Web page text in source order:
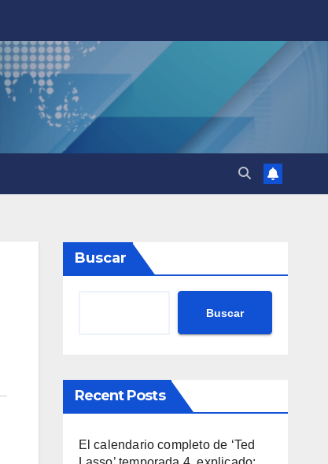
Buscar
Buscar
Recent Posts
El calendario completo de ‘Ted